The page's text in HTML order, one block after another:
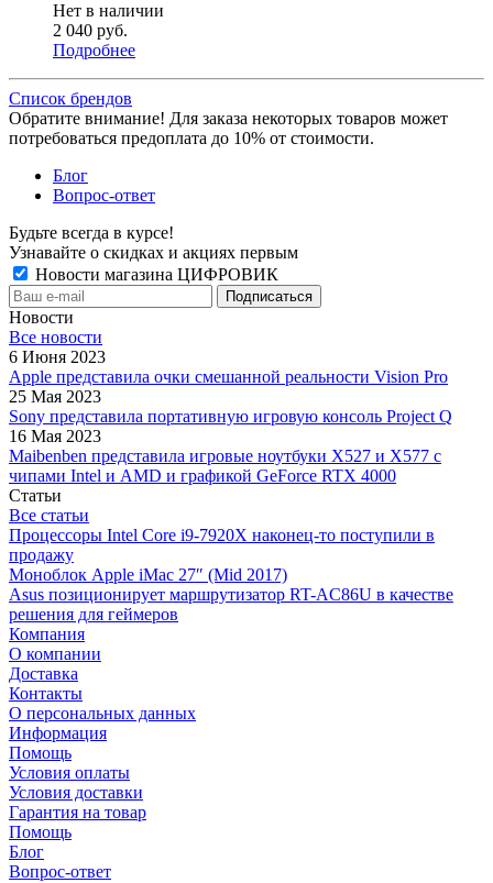
Нет в наличии
2 040 руб.
Подробнее
Список брендов
Обратите внимание! Для заказа некоторых товаров может
потребоваться предоплата до 10% от стоимости.
Блог
Вопрос-ответ
Будьте всегда в курсе!
Узнавайте о скидках и акциях первым
Новости магазина ЦИФРОВИК
Новости
Все новости
6 Июня 2023
Apple представила очки смешанной реальности Vision Pro
25 Мая 2023
Sony представила портативную игровую консоль Project Q
16 Мая 2023
Maibenben представила игровые ноутбуки X527 и X577 с
чипами Intel и AMD и графикой GeForce RTX 4000
Статьи
Все статьи
Процессоры Intel Core i9-7920X наконец-то поступили в
продажу
Моноблок Apple iMac 27″ (Mid 2017)
Asus позиционирует маршрутизатор RT-AC86U в качестве
решения для геймеров
Компания
О компании
Доставка
Контакты
О персональных данных
Информация
Помощь
Условия оплаты
Условия доставки
Гарантия на товар
Помощь
Блог
Вопрос-ответ